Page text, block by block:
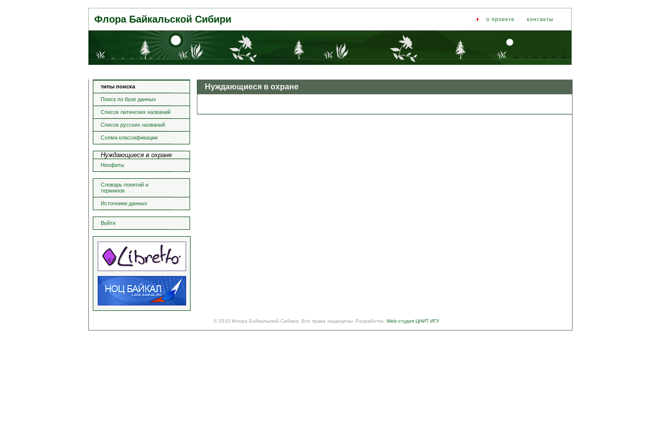
Флора Байкальской Сибири о проекте контакты
типы поиска
Поиск по базе данных
Список латинских названий
Список русских названий
Схема классификации
Нуждающиеся в охране
Неофиты
Словарь понятий и
терминов
Источники данных
Войти
Нуждающиеся в охране
© 2010 Флора Байкальской Сибири. Все права защищены. Разработка: Web-студия ЦНИТ ИГУ